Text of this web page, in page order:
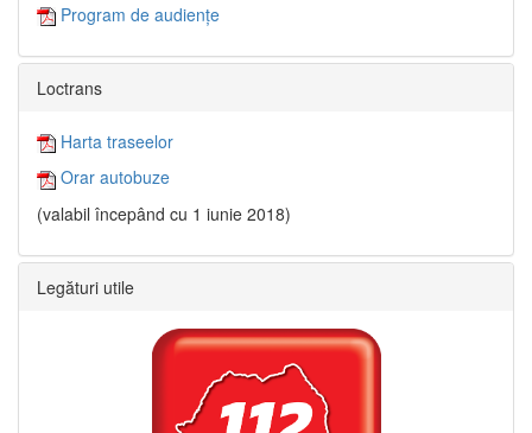
Program de audiențe
Loctrans
Harta traseelor
Orar autobuze
(valabil începând cu 1 iunie 2018)
Legături utile